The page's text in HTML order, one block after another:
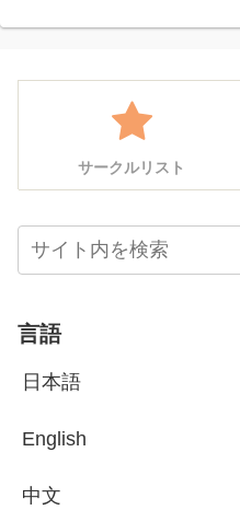
サークルリスト
言語
日本語
English
中文